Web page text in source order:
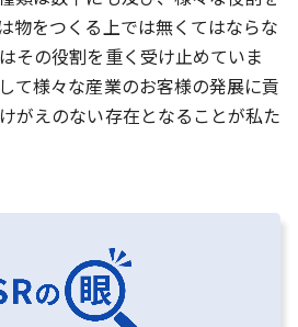
物をつくる上では無くてはならな
その役割を重く受け止めていま
て様々な産業のお客様の発展に貢
がえのない存在となることが私た